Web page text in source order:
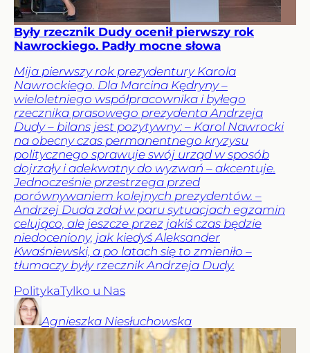
Były rzecznik Dudy ocenił pierwszy rok
Nawrockiego. Padły mocne słowa
Mija pierwszy rok prezydentury Karola
Nawrockiego. Dla Marcina Kędryny –
wieloletniego współpracownika i byłego
rzecznika prasowego prezydenta Andrzeja
Dudy – bilans jest pozytywny: – Karol Nawrocki
na obecny czas permanentnego kryzysu
politycznego sprawuje swój urząd w sposób
dojrzały i adekwatny do wyzwań – akcentuje.
Jednocześnie przestrzega przed
porównywaniem kolejnych prezydentów. –
Andrzej Duda zdał w paru sytuacjach egzamin
celująco, ale jeszcze przez jakiś czas będzie
niedoceniony, jak kiedyś Aleksander
Kwaśniewski, a po latach się to zmieniło –
tłumaczy były rzecznik Andrzeja Dudy.
PolitykaTylko u Nas
Agnieszka Niesłuchowska